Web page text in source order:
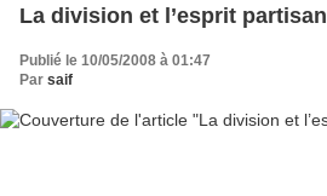
La division et l’esprit partisan
Publié le 10/05/2008 à 01:47
Par saif